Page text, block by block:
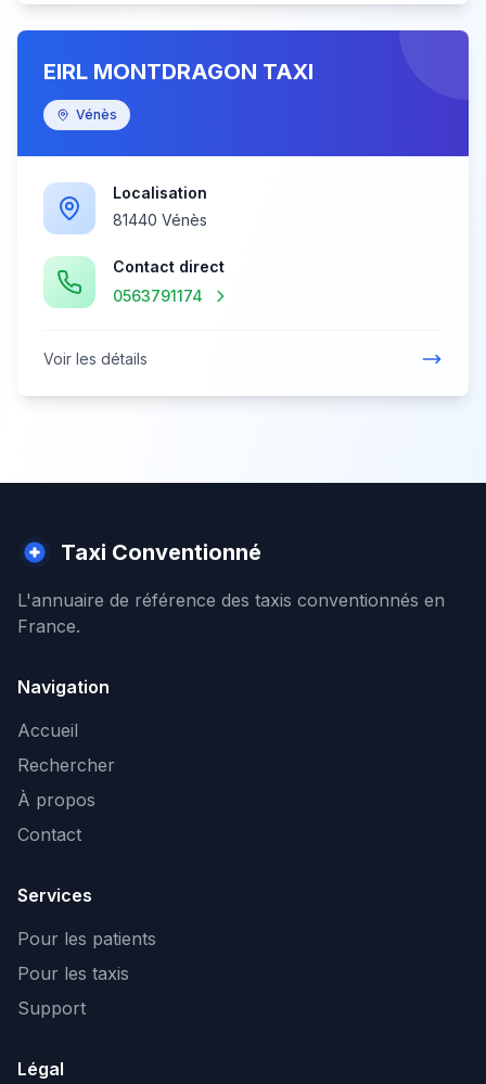
EIRL MONTDRAGON TAXI
Vénès
Localisation
81440 Vénès
Contact direct
0563791174
Voir les détails
Taxi Conventionné
L'annuaire de référence des taxis conventionnés en
France.
Navigation
Accueil
Rechercher
À propos
Contact
Services
Pour les patients
Pour les taxis
Support
Légal